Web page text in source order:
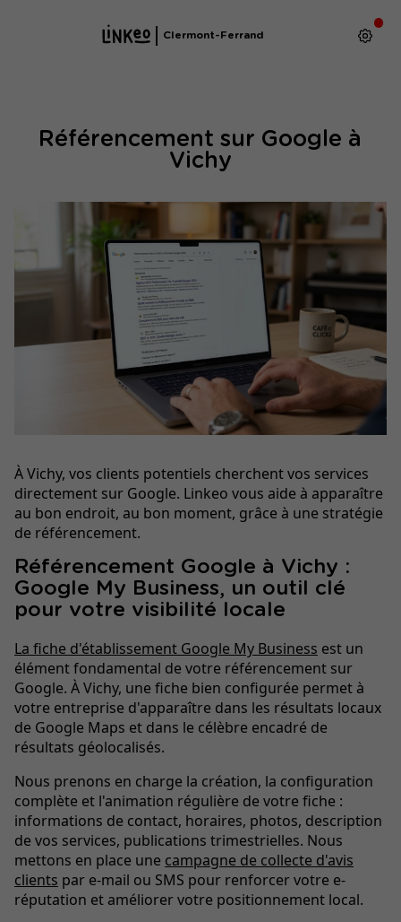
Clermont-Ferrand
Référencement sur Google à
Vichy
À Vichy, vos clients potentiels cherchent vos services
directement sur Google. Linkeo vous aide à apparaître
au bon endroit, au bon moment, grâce à une stratégie
de référencement.
Référencement Google à Vichy :
Google My Business, un outil clé
pour votre visibilité locale
La fiche d'établissement Google My Business est un
élément fondamental de votre référencement sur
Google. À Vichy, une fiche bien configurée permet à
votre entreprise d'apparaître dans les résultats locaux
de Google Maps et dans le célèbre encadré de
résultats géolocalisés.
Nous prenons en charge la création, la configuration
complète et l'animation régulière de votre fiche :
informations de contact, horaires, photos, description
de vos services, publications trimestrielles. Nous
mettons en place une campagne de collecte d'avis
clients par e-mail ou SMS pour renforcer votre e-
réputation et améliorer votre positionnement local.